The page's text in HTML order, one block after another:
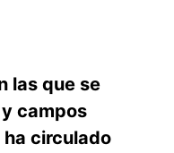
las que se
campos
circulado